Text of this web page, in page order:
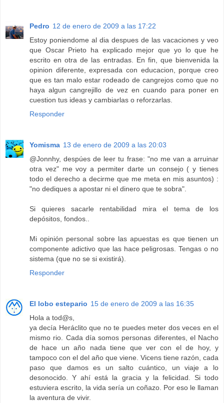
Pedro 12 de enero de 2009 a las 17:22
Estoy poniendome al dia despues de las vacaciones y veo
que Oscar Prieto ha explicado mejor que yo lo que he
escrito en otra de las entradas. En fin, que bienvenida la
opinion diferente, expresada con educacion, porque creo
que es tan malo estar rodeado de cangrejos como que no
haya algun cangrejillo de vez en cuando para poner en
cuestion tus ideas y cambiarlas o reforzarlas.
Responder
Yomisma 13 de enero de 2009 a las 20:03
@Jonnhy, despúes de leer tu frase: "no me van a arruinar
otra vez" me voy a permiter darte un consejo ( y tienes
todo el derecho a decirme que me meta en mis asuntos) :
"no dediques a apostar ni el dinero que te sobra".
Si quieres sacarle rentabilidad mira el tema de los
depósitos, fondos..
Mi opinión personal sobre las apuestas es que tienen un
componente adictivo que las hace peligrosas. Tengas o no
sistema (que no se si existirá).
Responder
El lobo estepario 15 de enero de 2009 a las 16:35
Hola a tod@s,
ya decía Heráclito que no te puedes meter dos veces en el
mismo rio. Cada día somos personas diferentes, el Nacho
de hace un año nada tiene que ver con el de hoy, y
tampoco con el del año que viene. Vicens tiene razón, cada
paso que damos es un salto cuántico, un viaje a lo
desonocido. Y ahí está la gracia y la felicidad. Si todo
estuviera escrito, la vida sería un coñazo. Por eso le llaman
la aventura de vivir.